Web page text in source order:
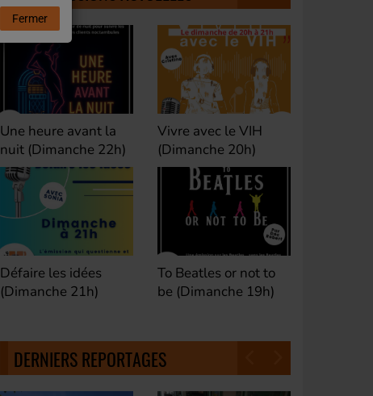
Vivre avec le VIH
(Dimanche 20h)
To Beatles or not to
be (Dimanche 19h)
Club M's le Mix by
David (Lundi, jeudi et
samedi 23h)
Fan de Funk (Samedi
21h)
DERNIERS REPORTAGES
Fermer